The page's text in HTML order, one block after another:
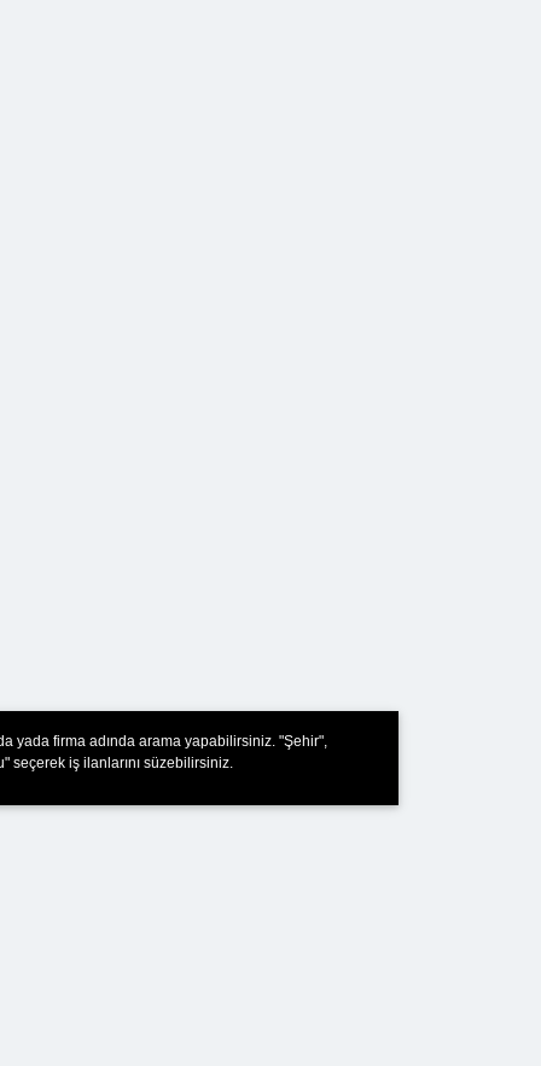
yada firma adında arama yapabilirsiniz. "Şehir",
seçerek iş ilanlarını süzebilirsiniz.